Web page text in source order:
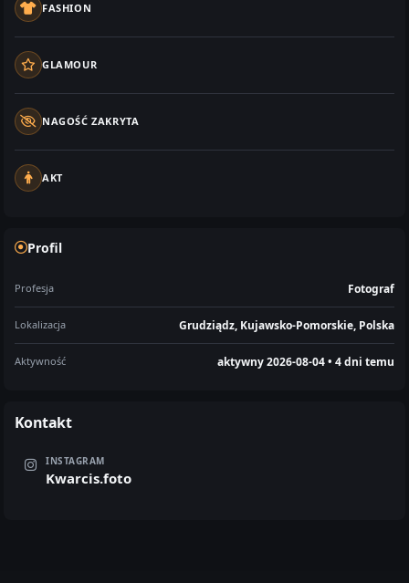
FASHION
GLAMOUR
NAGOŚĆ ZAKRYTA
AKT
Profil
Profesja Fotograf
Lokalizacja Grudziądz, Kujawsko-Pomorskie, Polska
Aktywność aktywny 2026-08-04 • 4 dni temu
Kontakt
INSTAGRAM
Kwarcis.foto